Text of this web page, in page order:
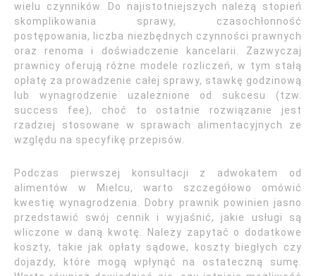
wielu czynników. Do najistotniejszych należą stopień
skomplikowania sprawy, czasochłonność
postępowania, liczba niezbędnych czynności prawnych
oraz renoma i doświadczenie kancelarii. Zazwyczaj
prawnicy oferują różne modele rozliczeń, w tym stałą
opłatę za prowadzenie całej sprawy, stawkę godzinową
lub wynagrodzenie uzależnione od sukcesu (tzw.
success fee), choć to ostatnie rozwiązanie jest
rzadziej stosowane w sprawach alimentacyjnych ze
względu na specyfikę przepisów.
Podczas pierwszej konsultacji z adwokatem od
alimentów w Mielcu, warto szczegółowo omówić
kwestię wynagrodzenia. Dobry prawnik powinien jasno
przedstawić swój cennik i wyjaśnić, jakie usługi są
wliczone w daną kwotę. Należy zapytać o dodatkowe
koszty, takie jak opłaty sądowe, koszty biegłych czy
dojazdy, które mogą wpłynąć na ostateczną sumę.